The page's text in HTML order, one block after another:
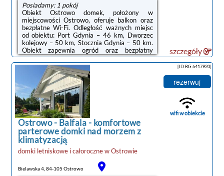
Posiadamy: 1 pokój
Obiekt Ostrowo domek, położony w
miejscowości Ostrowo, oferuje balkon oraz
bezpłatne Wi-Fi. Odległość ważnych miejsc
od obiektu: Port Gdynia – 46 km, Dworzec
kolejowy – 50 km, Stocznia Gdynia – 50 km.
Obiekt zapewnia ogród oraz bezpłatny
prywatny parking. W okolicy w odległości 1,2
km znajduje się Plaża w Ostrowie.W domu
wakacyjnym do dyspozycji gości
przygotowano taras, kilka sypialni (3), salon
oraz aneks kuchenny z doskonałym
wyposażeniem. Goście mają do dyspozycji
telewizor z płaskim ekranem.Odległość
ważnych miejsc od obiektu: Dworzec PKP
Gdynia Główna – 50 ...
szczegóły
Ostrowo- Balfala - komfortowe
parterowe domki nad morzem z
klimatyzacją
domki letniskowe i całorocznewOstrowie
Bielawska 4, 84-105 Ostrowo
[ID BG.6417920]
rezerwuj
wifi w obiekcie